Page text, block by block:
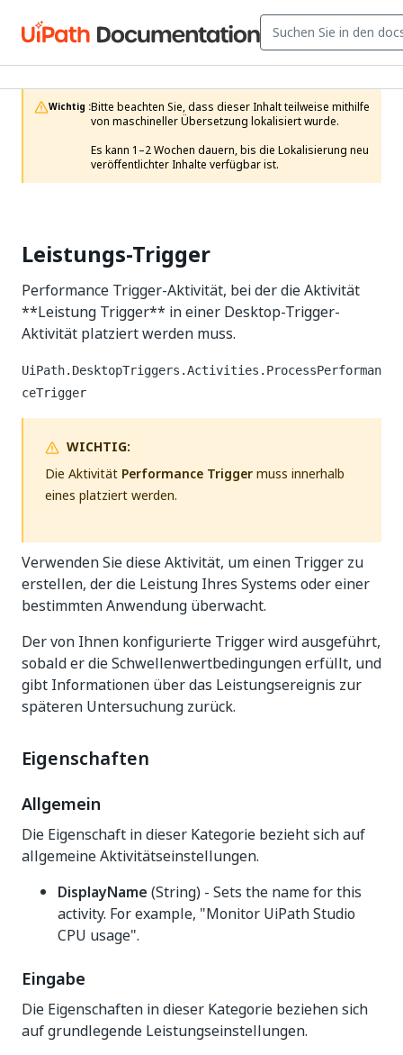
Wichtig :Bitte beachten Sie, dass dieser Inhalt teilweise mithilfe
von maschineller Übersetzung lokalisiert wurde.
Es kann 1–2 Wochen dauern, bis die Lokalisierung neu
veröffentlichter Inhalte verfügbar ist.
Leistungs-Trigger
Performance Trigger-Aktivität, bei der die Aktivität
**Leistung Trigger** in einer Desktop-Trigger-
Aktivität platziert werden muss.
UiPath.DesktopTriggers.Activities.ProcessPerforman
ceTrigger
WICHTIG:
Die Aktivität Performance Triggermuss innerhalb
eines platziert werden.
Verwenden Sie diese Aktivität, um einen Trigger zu
erstellen, der die Leistung Ihres Systems oder einer
bestimmten Anwendung überwacht.
Der von Ihnen konfigurierte Trigger wird ausgeführt,
sobald er die Schwellenwertbedingungen erfüllt, und
gibt Informationen über das Leistungsereignis zur
späteren Untersuchung zurück.
Eigenschaften
Allgemein
Die Eigenschaft in dieser Kategorie bezieht sich auf
allgemeine Aktivitätseinstellungen.
DisplayName (String) - Sets the name for this
activity. For example, "Monitor UiPath Studio
CPU usage".
Eingabe
Die Eigenschaften in dieser Kategorie beziehen sich
auf grundlegende Leistungseinstellungen.